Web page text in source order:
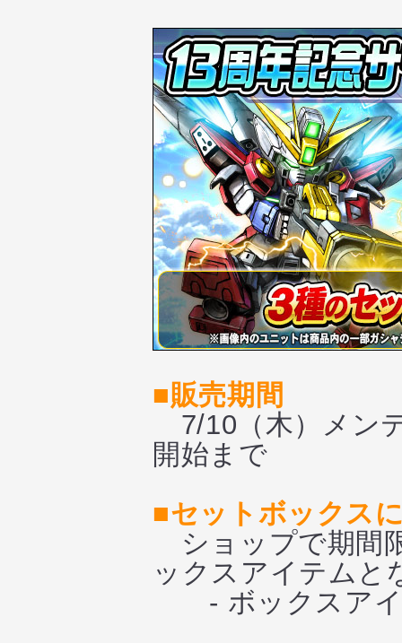
■販売期間
7/10（木）メン
開始まで
■セットボックス
ショップで期間
ックスアイテムと
- ボックスアイ